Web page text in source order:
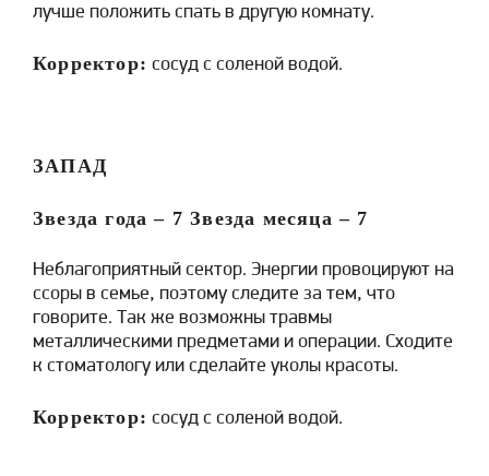
лучше положить спать в другую комнату.
Корректор: сосуд с соленой водой.
ЗАПАД
Звезда года – 7 Звезда месяца – 7
Неблагоприятный сектор. Энергии провоцируют на
ссоры в семье, поэтому следите за тем, что
говорите. Так же возможны травмы
металлическими предметами и операции. Сходите
к стоматологу или сделайте уколы красоты.
Корректор: сосуд с соленой водой.